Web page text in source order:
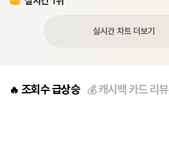
실시간 차트 더보기
🔥 조회수 급상승 💰캐시백 카드 리뷰